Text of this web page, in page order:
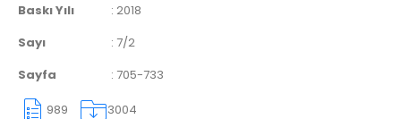
Baskı Yılı
: 2018
Sayı
: 7/2
Sayfa
: 705-733
989
3004